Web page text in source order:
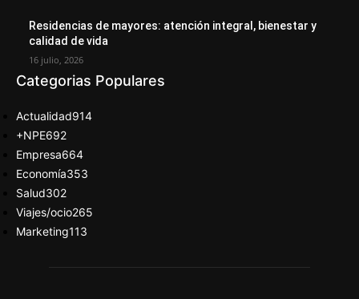
Residencias de mayores: atención integral, bienestar y
calidad de vida
16 julio, 2026
Categorias Populares
Actualidad914
+NPE692
Empresa664
Economía353
Salud302
Viajes/ocio265
Marketing113